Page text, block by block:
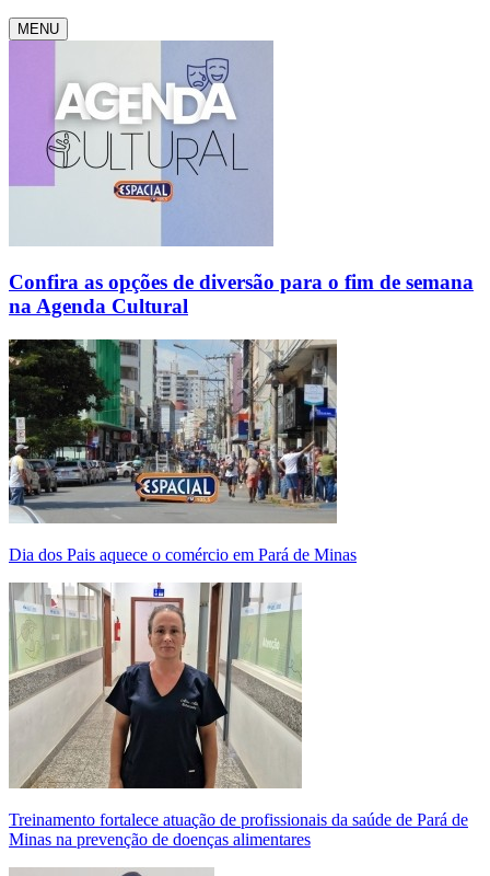
MENU
Confira as opções de diversão para o fim de semana
na Agenda Cultural
Dia dos Pais aquece o comércio em Pará de Minas
Treinamento fortalece atuação de profissionais da saúde de Pará de
Minas na prevenção de doenças alimentares